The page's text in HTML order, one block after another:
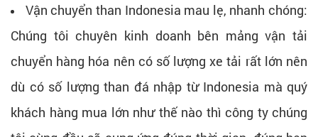
Vận chuyển than Indonesia mau lẹ, nhanh chóng:
Chúng tôi chuyên kinh doanh bên mảng vận tải
chuyển hàng hóa nên có số lượng xe tải rất lớn nên
dù có số lượng than đá nhập từ Indonesia mà quý
khách hàng mua lớn như thế nào thì công ty chúng